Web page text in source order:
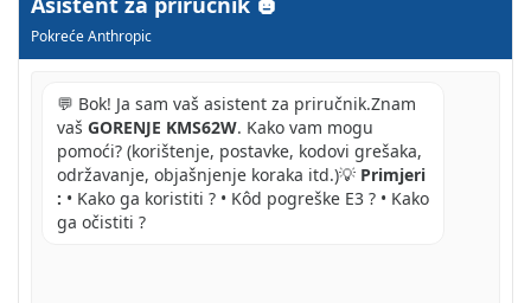
Pokreće Anthropic
💬 Bok! Ja sam vaš asistent za priručnik.Znam
vaš GORENJE KMS62W. Kako vam mogu
pomoći? (korištenje, postavke, kodovi grešaka,
održavanje, objašnjenje koraka itd.)💡 Primjeri
: • Kako ga koristiti ? • Kôd pogreške E3 ? • Kako
ga očistiti ?